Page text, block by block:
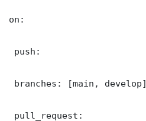
on:
push:
branches: [main, develop]
pull_request: